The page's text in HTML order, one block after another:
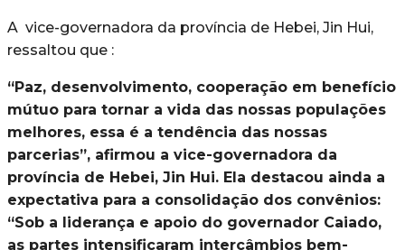
A vice-governadora da província de Hebei, Jin Hui,
ressaltou que :
“Paz, desenvolvimento, cooperação em benefício
mútuo para tornar a vida das nossas populações
melhores, essa é a tendência das nossas
parcerias”, afirmou a vice-governadora da
província de Hebei, Jin Hui. Ela destacou ainda a
expectativa para a consolidação dos convênios:
“Sob a liderança e apoio do governador Caiado,
as partes intensificaram intercâmbios bem-